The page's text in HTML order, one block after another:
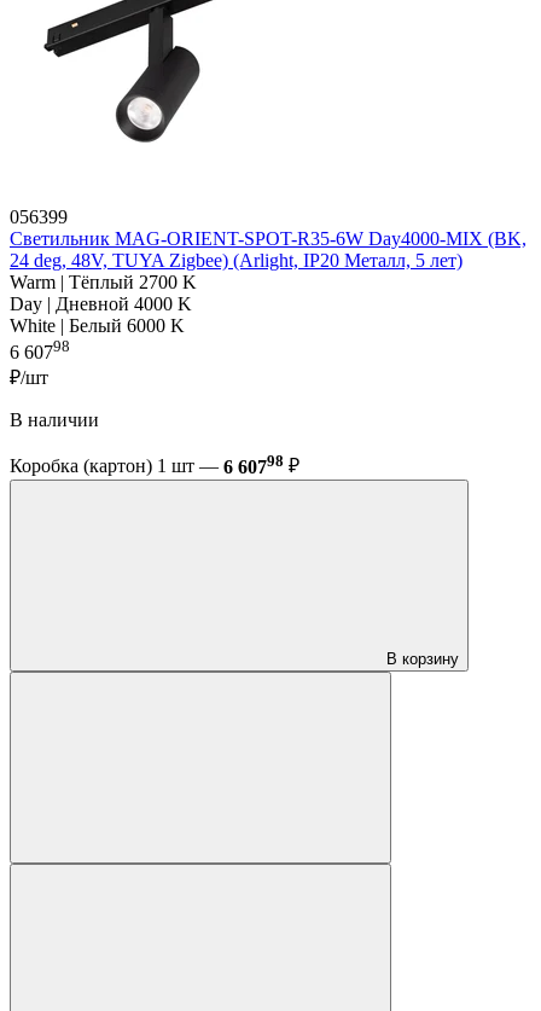
056399
Светильник MAG-ORIENT-SPOT-R35-6W Day4000-MIX (BK,
24 deg, 48V, TUYA Zigbee) (Arlight, IP20 Металл, 5 лет)
Warm | Тёплый 2700 K
Day | Дневной 4000 K
White | Белый 6000 K
6 60798
₽/шт
В наличии
Коробка (картон) 1 шт — 6 60798 ₽
В корзину